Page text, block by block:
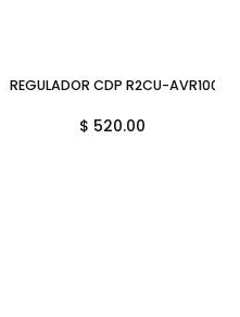
5-019 PROTEGE LINEA
REGULADOR CDP R2CU-
$ 520.00